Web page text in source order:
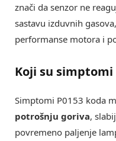
znači da senzor ne
sastavu izduvnih
performanse motora i
Koji su simptomi
Simptomi P0153 koda
potrošnju goriva,
povremeno paljenje